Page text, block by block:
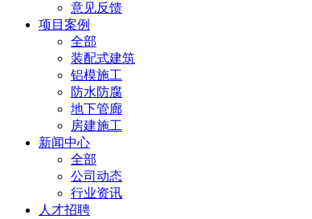
意见反馈
项目案例
全部
装配式建筑
铝模施工
防水防腐
地下管廊
房建施工
新闻中心
全部
公司动态
行业资讯
人才招聘